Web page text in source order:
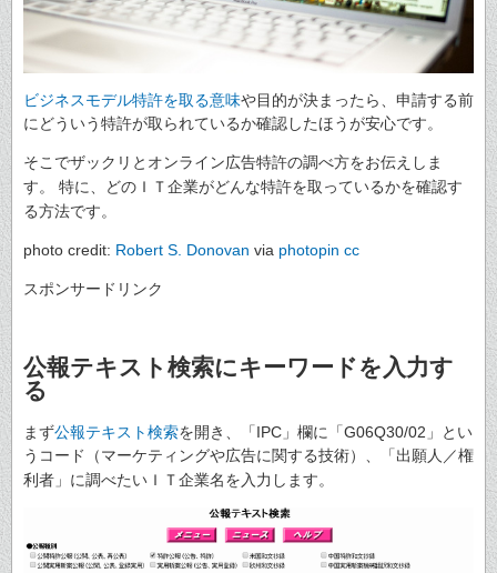
ビジネスモデル特許を取る意味や目的が決まったら、申請する前
にどういう特許が取られているか確認したほうが安心です。
そこでザックリとオンライン広告特許の調べ方をお伝えしま
す。
特に、どのＩＴ企業がどんな特許を取っているかを確認す
る方法です。
photo credit: Robert S. Donovan via photopin cc
スポンサードリンク
公報テキスト検索にキーワードを入力す
る
まず公報テキスト検索を開き、「IPC」欄に「G06Q30/02」とい
うコード（マーケティングや広告に関する技術）、「出願人／権
利者」に調べたいＩＴ企業名を入力します。